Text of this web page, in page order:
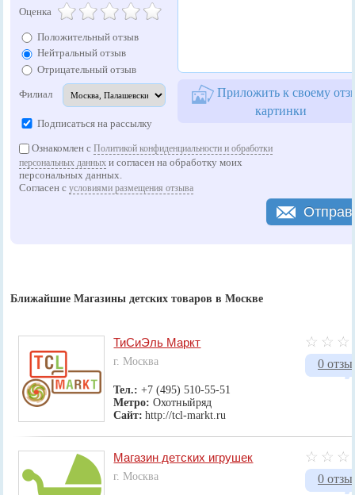
Оценка
Положительный отзыв
Нейтральный отзыв
Отрицательный отзыв
Филиал
Подписаться на рассылку
Приложить к своему
картинки
Ознакомлен сПолитикой конфиденциальности и обработки
персональных данных и согласен на обработку моих
персональных данных.
Согласен сусловиями размещения отзыва
Ближайшие Магазины детских товаров в Москве
0
ТиСиЭль Маркт
г. Москва
Тел.:+7 (495) 510-55-51
Метро:Охотныйряд
Сайт: http://tcl-markt.ru
0
Магазин детских игрушек
г. Москва